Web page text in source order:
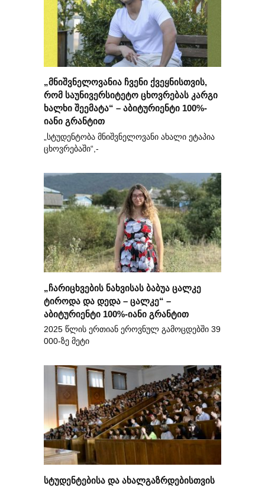
„მნიშვნელოვანია ჩვენი ქვეყნისთვის,
რომ საუნივერსიტეტო ცხოვრებას კარგი
ხალხი შეემატა“ – აბიტურიენტი 100%-
იანი გრანტით
„სტუდენტობა მნიშვნელოვანი ახალი ეტაპია
ცხოვრებაში“,-
„ჩარიცხვების ნახვისას ბაბუა ცალკე
ტიროდა და დედა – ცალკე“ –
აბიტურიენტი 100%-იანი გრანტით
2025 წლის ერთიან ეროვნულ გამოცდებში 39
000-ზე მეტი
სტუდენტებისა და ახალგაზრდებისთვის